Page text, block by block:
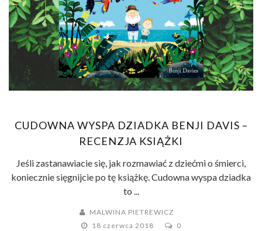
CUDOWNA WYSPA DZIADKA BENJI DAVIS –
RECENZJA KSIĄŻKI
Jeśli zastanawiacie się, jak rozmawiać z dziećmi o śmierci,
koniecznie sięgnijcie po tę książkę. Cudowna wyspa dziadka
to ...
MALWINA PIETREWICZ
18 czerwca 2018
0